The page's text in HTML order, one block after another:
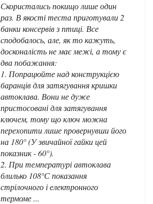
Скористались покищо лише один
раз. В якості теста приготували 2
банки консервів з птиці. Все
сподобалось, але, як то кажуть,
досконалість не має межі, а тому є
два побажання:
1. Попрацюйте над конструкцією
баранців для затягування кришки
автоклава. Вони не дуже
пристосовані для затягування
ключем, тому що ключ можна
перехопити лише провернувши його
на 180° (У звичайної гайки цей
показник - 60°).
2. При температурі автоклава
блилько 108°С показання
стрілочного і електронного
термоме ...